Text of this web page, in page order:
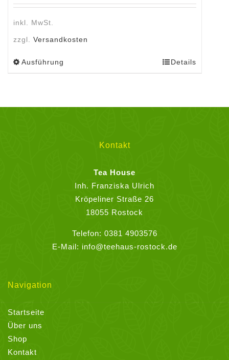
inkl. MwSt.
zzgl. Versandkosten
Ausführung
Produktseite
werden
Details
Kontakt
Tea House
Inh. Franziska Ulrich
Kröpeliner Straße 26
18055 Rostock
Telefon: 0381 4903576
E-Mail: info@teehaus-rostock.de
Navigation
Startseite
Über uns
Shop
Kontakt